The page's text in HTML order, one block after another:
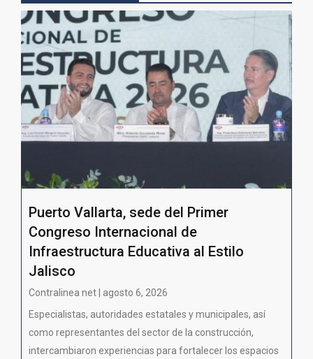
Puerto Vallarta, sede del Primer
Congreso Internacional de
Infraestructura Educativa al Estilo
Jalisco
Contralinea net | agosto 6, 2026
Especialistas, autoridades estatales y municipales, así
como representantes del sector de la construcción,
intercambiaron experiencias para fortalecer los espacios